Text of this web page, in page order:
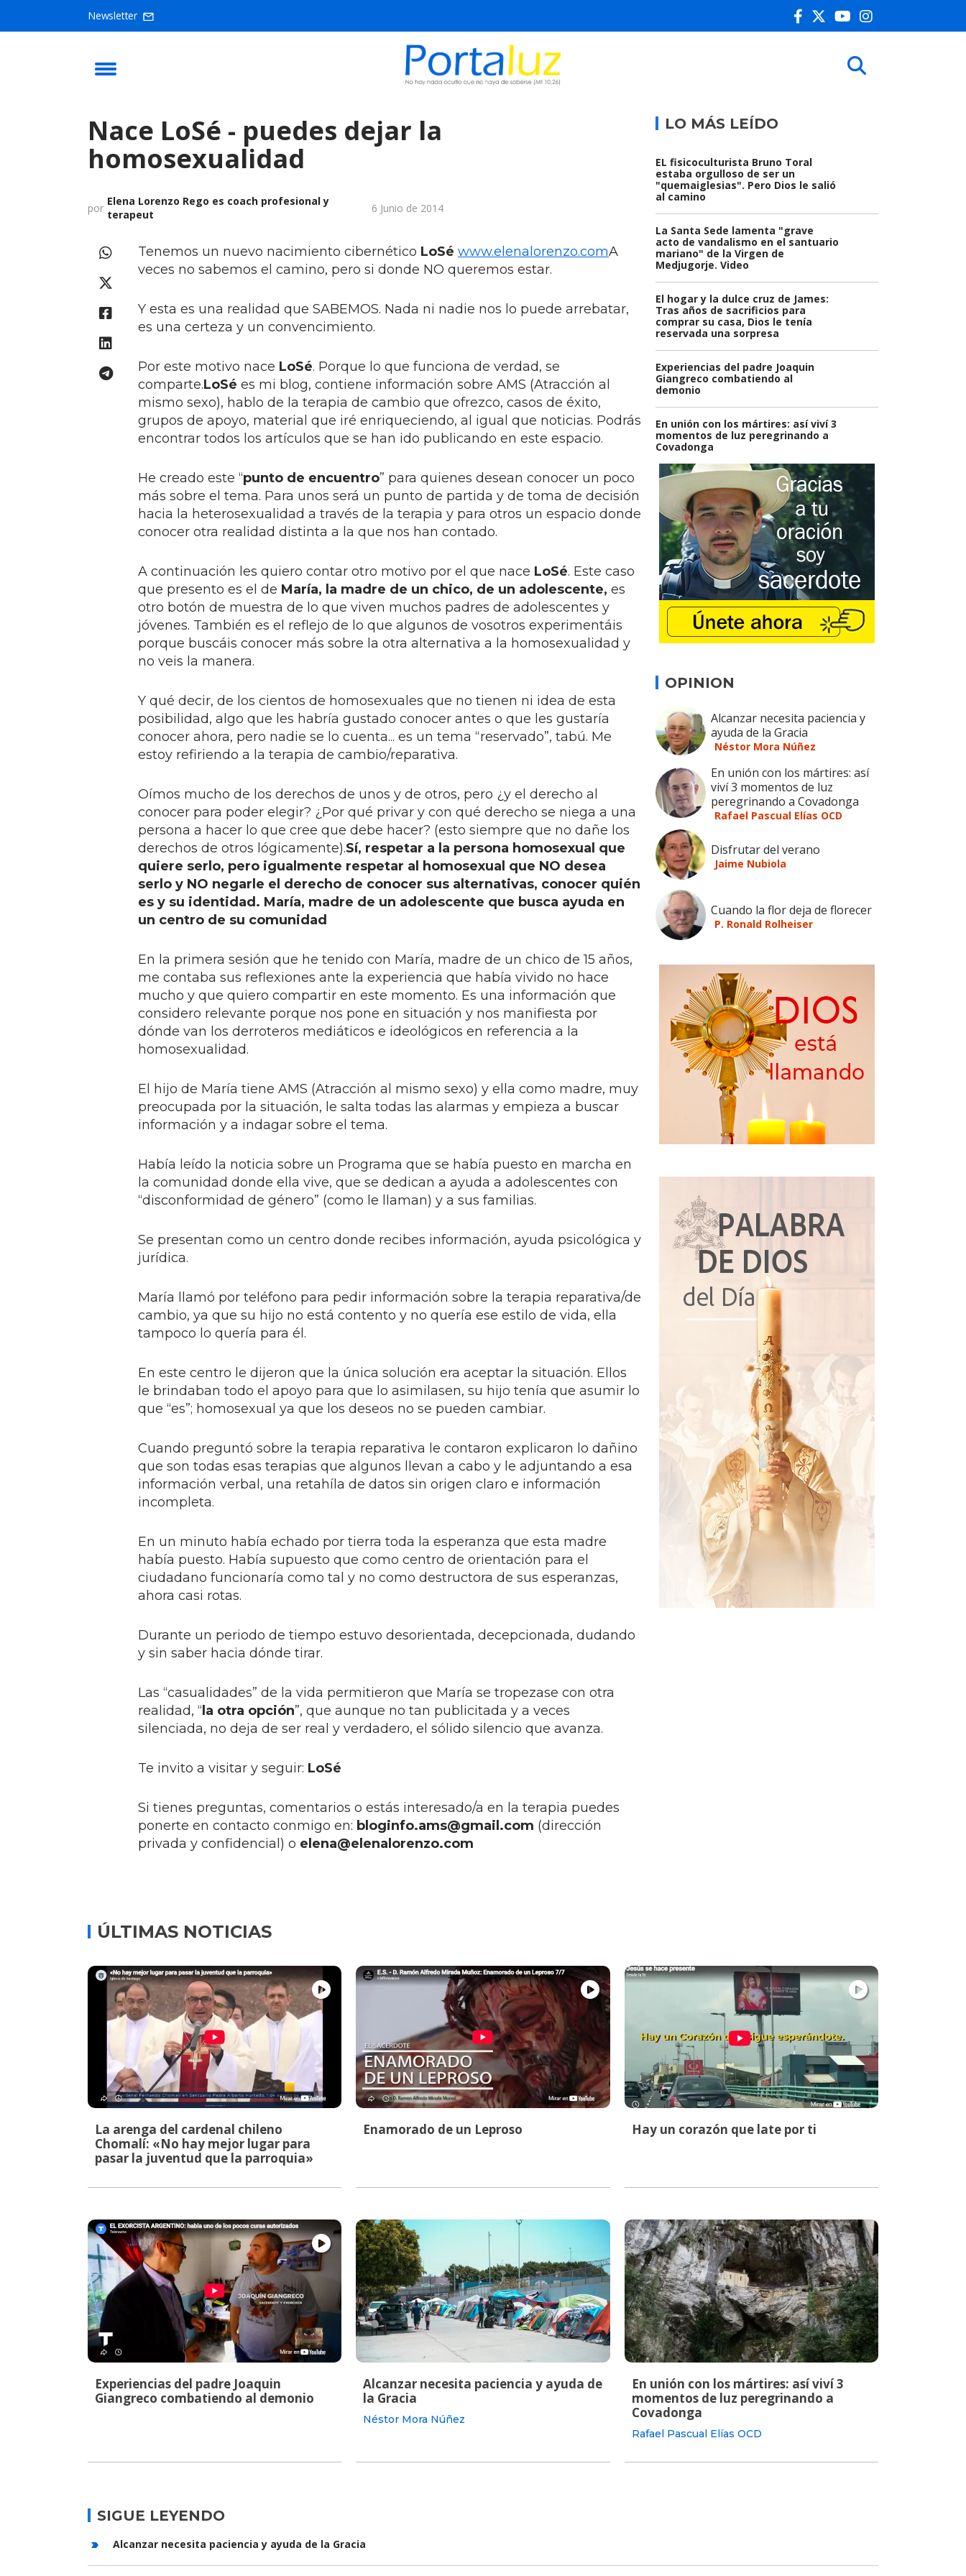
Newsletter
Nace LoSé - puedes dejar la
homosexualidad
por Elena Lorenzo Rego es coach profesional y
terapeut
6 Junio de 2014
Tenemos un nuevo nacimiento cibernético LoSé www.elenalorenzo.comA
veces no sabemos el camino, pero si donde NO queremos estar.
Y esta es una realidad que SABEMOS. Nada ni nadie nos lo puede arrebatar,
es una certeza y un convencimiento.
Por este motivo nace LoSé. Porque lo que funciona de verdad, se
comparte.LoSé es mi blog, contiene información sobre AMS (Atracción al
mismo sexo), hablo de la terapia de cambio que ofrezco, casos de éxito,
grupos de apoyo, material que iré enriqueciendo, al igual que noticias. Podrás
encontrar todos los artículos que se han ido publicando en este espacio.
He creado este “punto de encuentro” para quienes desean conocer un poco
más sobre el tema. Para unos será un punto de partida y de toma de decisión
hacia la heterosexualidad a través de la terapia y para otros un espacio donde
conocer otra realidad distinta a la que nos han contado.
A continuación les quiero contar otro motivo por el que nace LoSé. Este caso
que presento es el de María, la madre de un chico, de un adolescente, es
otro botón de muestra de lo que viven muchos padres de adolescentes y
jóvenes. También es el reflejo de lo que algunos de vosotros experimentáis
porque buscáis conocer más sobre la otra alternativa a la homosexualidad y
no veis la manera.
Y qué decir, de los cientos de homosexuales que no tienen ni idea de esta
posibilidad, algo que les habría gustado conocer antes o que les gustaría
conocer ahora, pero nadie se lo cuenta... es un tema “reservado”, tabú. Me
estoy refiriendo a la terapia de cambio/reparativa.
Oímos mucho de los derechos de unos y de otros, pero ¿y el derecho al
conocer para poder elegir? ¿Por qué privar y con qué derecho se niega a una
persona a hacer lo que cree que debe hacer? (esto siempre que no dañe los
derechos de otros lógicamente).Sí, respetar a la persona homosexual que
quiere serlo, pero igualmente respetar al homosexual que NO desea
serlo y NO negarle el derecho de conocer sus alternativas, conocer quién
es y su identidad. María, madre de un adolescente que busca ayuda en
un centro de su comunidad
En la primera sesión que he tenido con María, madre de un chico de 15 años,
me contaba sus reflexiones ante la experiencia que había vivido no hace
mucho y que quiero compartir en este momento. Es una información que
considero relevante porque nos pone en situación y nos manifiesta por
dónde van los derroteros mediáticos e ideológicos en referencia a la
homosexualidad.
El hijo de María tiene AMS (Atracción al mismo sexo) y ella como madre, muy
preocupada por la situación, le salta todas las alarmas y empieza a buscar
información y a indagar sobre el tema.
Había leído la noticia sobre un Programa que se había puesto en marcha en
la comunidad donde ella vive, que se dedican a ayuda a adolescentes con
“disconformidad de género” (como le llaman) y a sus familias.
Se presentan como un centro donde recibes información, ayuda psicológica y
jurídica.
María llamó por teléfono para pedir información sobre la terapia reparativa/de
cambio, ya que su hijo no está contento y no quería ese estilo de vida, ella
tampoco lo quería para él.
En este centro le dijeron que la única solución era aceptar la situación. Ellos
le brindaban todo el apoyo para que lo asimilasen, su hijo tenía que asumir lo
que “es”; homosexual ya que los deseos no se pueden cambiar.
Cuando preguntó sobre la terapia reparativa le contaron explicaron lo dañino
que son todas esas terapias que algunos llevan a cabo y le adjuntando a esa
información verbal, una retahíla de datos sin origen claro e información
incompleta.
En un minuto había echado por tierra toda la esperanza que esta madre
había puesto. Había supuesto que como centro de orientación para el
ciudadano funcionaría como tal y no como destructora de sus esperanzas,
ahora casi rotas.
Durante un periodo de tiempo estuvo desorientada, decepcionada, dudando
y sin saber hacia dónde tirar.
Las “casualidades” de la vida permitieron que María se tropezase con otra
realidad, “ la otra opción”, que aunque no tan publicitada y a veces
silenciada, no deja de ser real y verdadero, el sólido silencio que avanza.
Te invito a visitar y seguir: LoSé
Si tienes preguntas, comentarios o estás interesado/a en la terapia puedes
ponerte en contacto conmigo en: bloginfo.ams@gmail.com (dirección
privada y confidencial) o elena@elenalorenzo.com
LO MÁS LEÍDO
EL fisicoculturista Bruno Toral
estaba orgulloso de ser un
"quemaiglesias". Pero Dios le salió
al camino
La Santa Sede lamenta "grave
acto de vandalismo en el santuario
mariano" de la Virgen de
Medjugorje. Video
El hogar y la dulce cruz de James:
Tras años de sacrificios para
comprar su casa, Dios le tenía
reservada una sorpresa
Experiencias del padre Joaquin
Giangreco combatiendo al
demonio
En unión con los mártires: así viví 3
momentos de luz peregrinando a
Covadonga
OPINION
Alcanzar necesita paciencia y
ayuda de la Gracia
Néstor Mora Núñez
En unión con los mártires: así
viví 3 momentos de luz
peregrinando a Covadonga
Rafael Pascual Elías OCD
Disfrutar del verano
Jaime Nubiola
Cuando la flor deja de florecer
P. Ronald Rolheiser
ÚLTIMAS NOTICIAS
La arenga del cardenal chileno
Chomalí: «No hay mejor lugar para
pasar la juventud que la parroquia»
Enamorado de un Leproso Hay un corazón que late por ti
Experiencias del padre Joaquin
Giangreco combatiendo al demonio
Alcanzar necesita paciencia y ayuda de
la Gracia
Néstor Mora Núñez
En unión con los mártires: así viví 3
momentos de luz peregrinando a
Covadonga
Rafael Pascual Elías OCD
SIGUE LEYENDO
Alcanzar necesita paciencia y ayuda de la Gracia